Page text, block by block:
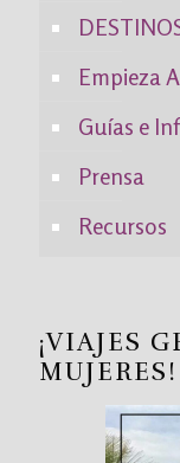
Empieza
Guías e
Prensa
Recursos
¡VIAJES
MUJERES!